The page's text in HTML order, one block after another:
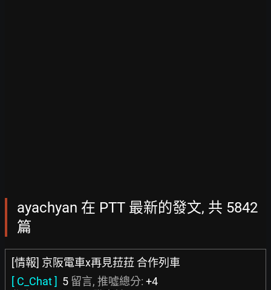
ayachyan 在 PTT 最新的發文, 共 5842
篇
[情報] 京阪電車x再見菈菈 合作列車
[ C_Chat ] 5 留言, 推噓總分: +4